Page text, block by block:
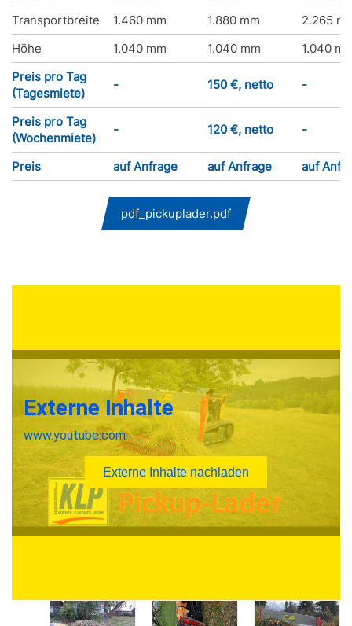
Transportbreite
1.460 mm 1.880 mm
2.265
Höhe
1.040 mm 1.040 mm
1.040
Preis pro Tag
(Tagesmiete)
- 150 €, netto -
Preis pro Tag
(Wochenmiete)
- 120 €, netto -
Preis auf Anfrage auf Anfrage auf
pdf_pickuplader.pdf